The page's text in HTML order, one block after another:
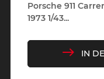
Porsche 911
1973 1/43...
IN